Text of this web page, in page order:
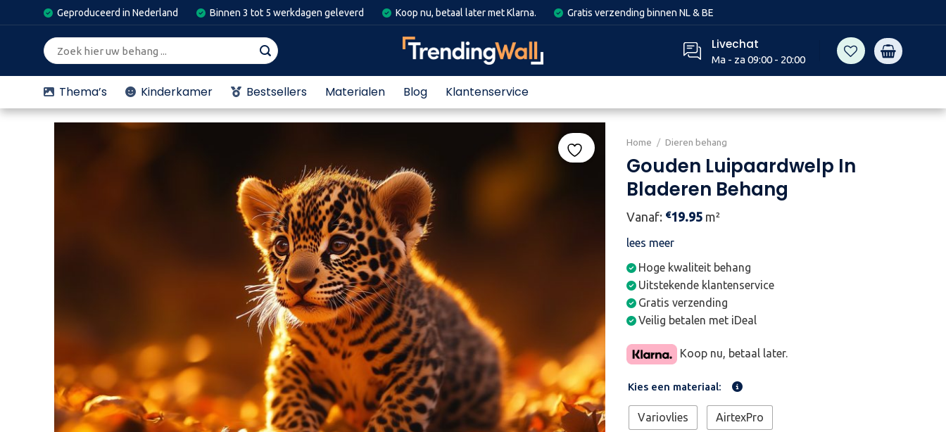
to
Geproduceerd in Nederland Binnen 3 tot 5 werkdagen geleverd Koop nu, betaal later met Klarna. Gratis verzending binnen NL & BE
Zoeken
naar:
Livechat
Ma - za 09:00 - 20:00
Thema’s Kinderkamer Bestsellers Materialen Blog Klantenservice
Home / Dieren behang
Gouden Luipaardwelp In
Bladeren Behang
Vanaf: €19.95 m²
lees meer
Hoge kwaliteit behang
Uitstekende klantenservice
Gratis verzending
Veilig betalen met iDeal
Koop nu, betaal later.
Kies een materiaal:
Variovlies AirtexPro